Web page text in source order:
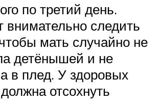
по третий день.
внимательно следить
мать случайно не
детёнышей и не
в плед. У здоровых
отсохнуть